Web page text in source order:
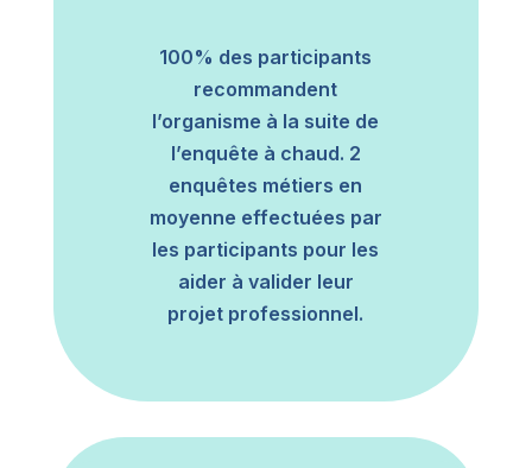
100% des participants
recommandent
l’organisme à la suite de
l’enquête à chaud. 2
enquêtes métiers en
moyenne effectuées par
les participants pour les
aider à valider leur
projet professionnel.